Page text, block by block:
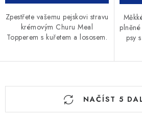
Zpestřete vašemu pejskovi stravu
krémovým Churu Meal
Topperem s kuřetem a lososem.
psy
O
NAČÍST 5